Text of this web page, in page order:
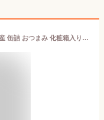
缶つま お中元 ギフト 6種 詰め合わせ 国産 缶詰 おつまみ 化粧箱入り 帯 缶詰め プレゼント 誕生日 父の日 お歳暮 敬老の日 イナンクル (通年ギフト)